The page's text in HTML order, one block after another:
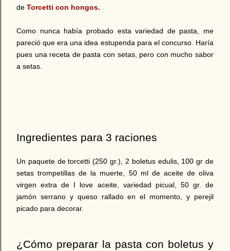
de Torcetti con hongos.
Como nunca había probado esta variedad de pasta, me
pareció que era una idea estupenda para el concurso. Haría
pues una receta de pasta con setas, pero con mucho sabor
a setas.
Ingredientes para 3 raciones
Un paquete de torcetti (250 gr.), 2 boletus edulis, 100 gr de
setas trompetillas de la muerte, 50 ml de aceite de oliva
virgen extra de I love aceite, variedad picual, 50 gr. de
jamón serrano y queso rallado en el momento, y perejil
picado para decorar.
¿Cómo preparar la pasta con boletus y